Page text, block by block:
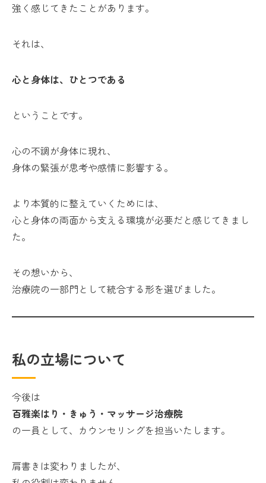
強く感じてきたことがあります。
それは、
心と身体は、ひとつである
ということです。
心の不調が身体に現れ、
身体の緊張が思考や感情に影響する。
より本質的に整えていくためには、
心と身体の両面から支える環境が必要だと感じてきまし
た。
その想いから、
治療院の一部門として統合する形を選びました。
私の立場について
今後は
百雅楽はり・きゅう・マッサージ治療院
の一員として、カウンセリングを担当いたします。
肩書きは変わりましたが、